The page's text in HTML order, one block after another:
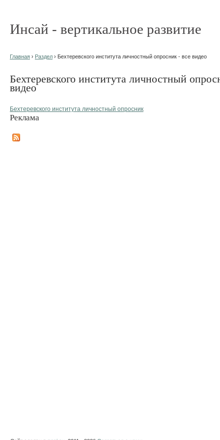
Инсай - вертикальное развитие
Главная › Раздел › Бехтеревского института личностный опросник - все видео
Бехтеревского института личностный
видео
Бехтеревского института личностный опросник
Реклама